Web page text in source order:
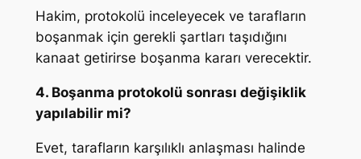
Hakim, protokolü inceleyecek ve tarafların
boşanmak için gerekli şartları taşıdığını
kanaat getirirse boşanma kararı verecektir.
4. Boşanma protokolü sonrası değişiklik
yapılabilir mi?
Evet, tarafların karşılıklı anlaşması halinde